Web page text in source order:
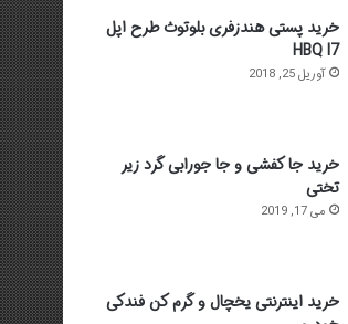
خرید پستی هندزفری بلوتوث طرح اپل
HBQ I7
آوریل 25, 2018
خرید جا کفشی و جا جورابی گرد زیر
تختی
می 17, 2019
خرید اینترنتی یخچال و گرم کن فندکی